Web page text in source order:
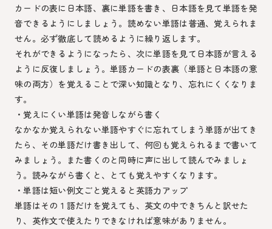
カードの表に日本語、裏に単語を書き、日本語を見て単語を発
音できるようにしましょう。読めない単語は普通、覚えられま
せん。必ず徹底して読めるように繰り返します。
それができるようになったら、次に単語を見て日本語が言える
ように反復しましょう。単語カードの表裏（単語と日本語の意
味の両方）を覚えることで深い知識となり、忘れにくくなりま
す。
・覚えにくい単語は発音しながら書く
なかなか覚えられない単語やすぐに忘れてしまう単語が出てき
たら、その単語だけ書き出して、何回も覚えられるまで書いて
みましょう。また書くのと同時に声に出して読んでみましょ
う。読みながら書くと、とても覚えやすくなります。
・単語は短い例文ごと覚えると英語力アップ
単語はその１語だけを覚えても、英文の中できちんと訳せた
り、英作文で使えたりできなければ意味がありません。